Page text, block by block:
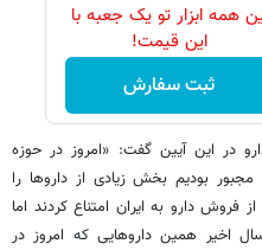
همه ابزار تو یک جعبه با
این قیمت!
ثبت سفارش
در این آیین گفت: «امروز در حوزه
مجبور بودیم بخش زیادی از داروها را
دارو به ایران امتناع کردند اما
اخیر همین داروهایی که امروز در